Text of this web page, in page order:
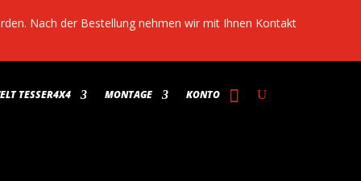
Nach der Bestellung nehmen wir mit Ihnen Kontakt
TESSER4X4 MONTAGE KONTO